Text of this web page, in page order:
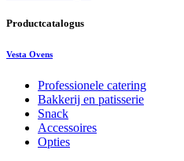
Productcatalogus
Vesta Ovens
Professionele catering
Bakkerij en patisserie
Snack
Accessoires
Opties